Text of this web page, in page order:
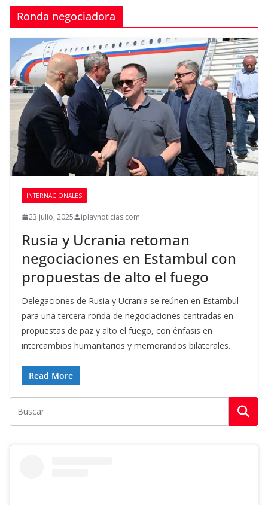
Ronda negociadora
INTERNACIONALES
23 julio, 2025 iplaynoticias.com
Rusia y Ucrania retoman
negociaciones en Estambul con
propuestas de alto el fuego
Delegaciones de Rusia y Ucrania se reúnen en Estambul
para una tercera ronda de negociaciones centradas en
propuestas de paz y alto el fuego, con énfasis en
intercambios humanitarios y memorandos bilaterales.
Read More